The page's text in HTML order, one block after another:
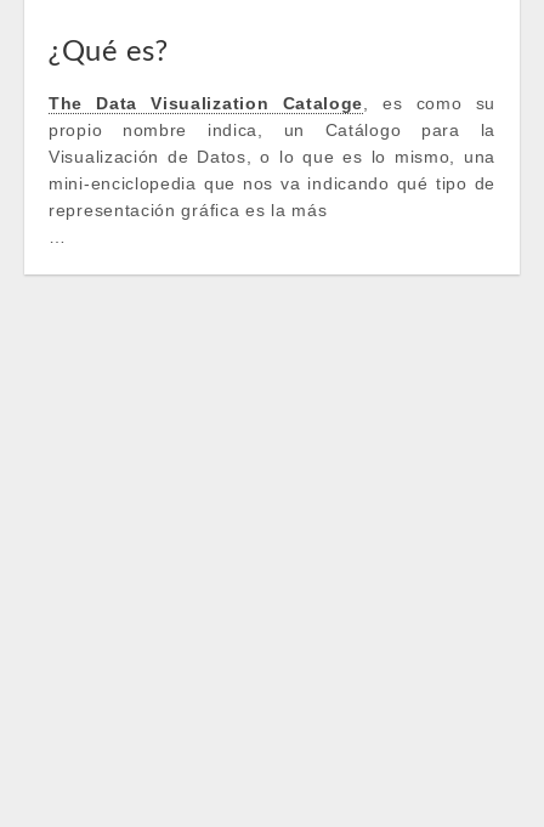
¿Qué es?
The Data Visualization Cataloge , es como su
propio nombre indica, un Catálogo para la
Visualización de Datos, o lo que es lo mismo, una
mini-enciclopedia que nos va indicando qué tipo de
representación gráfica es la más